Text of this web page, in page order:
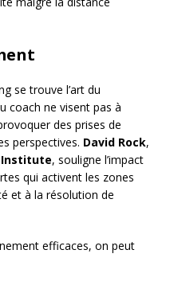
se trouve l’art du
coach ne visent pas à
des prises de
perspectives. David Rock,
Institute, souligne l’impact
qui activent les zones
et à la résolution de
efficaces, on peut